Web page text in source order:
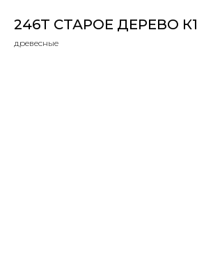
246Т СТАРОЕ ДЕРЕВО К1
древесные